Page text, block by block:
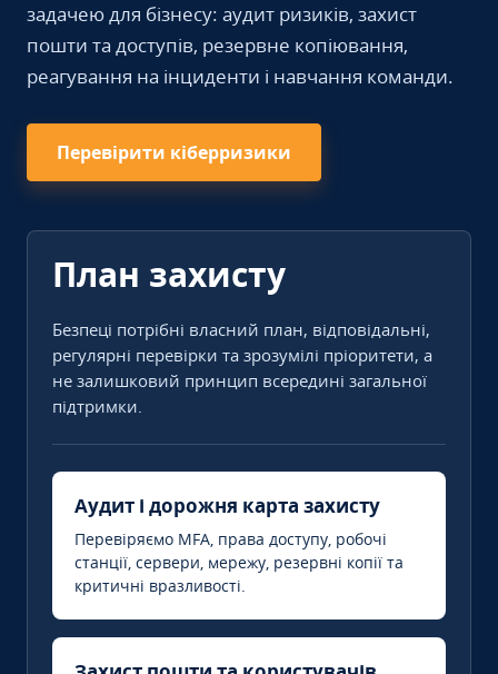
задачею для бізнесу: аудит ризиків, захист
пошти та доступів, резервне копіювання,
реагування на інциденти і навчання команди.
Перевірити кіберризики
План захисту
Безпеці потрібні власний план, відповідальні,
регулярні перевірки та зрозумілі пріоритети, а
не залишковий принцип всередині загальної
підтримки.
Аудит і дорожня карта захисту
Перевіряємо MFA, права доступу, робочі
станції, сервери, мережу, резервні копії та
критичні вразливості.